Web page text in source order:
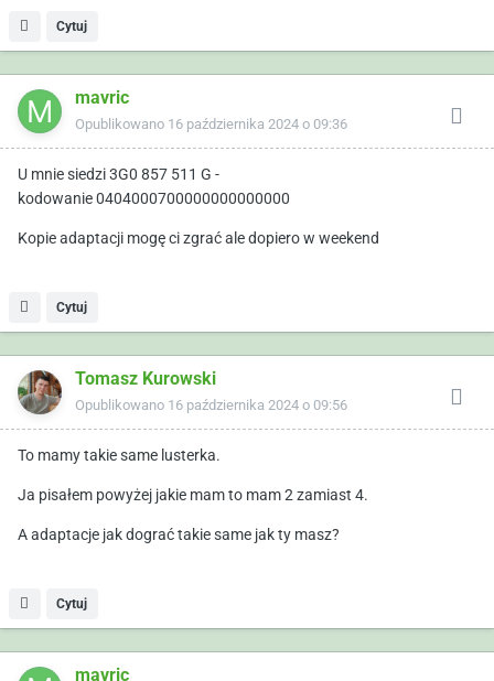
Cytuj
mavric
Opublikowano 16 października 2024 o 09:36
U mnie siedzi 3G0 857 511 G -
kodowanie 0404000700000000000000
Kopie adaptacji mogę ci zgrać ale dopiero w weekend
Cytuj
Tomasz Kurowski
Opublikowano 16 października 2024 o 09:56
To mamy takie same lusterka.
Ja pisałem powyżej jakie mam to mam 2 zamiast 4.
A adaptacje jak dograć takie same jak ty masz?
Cytuj
mavric